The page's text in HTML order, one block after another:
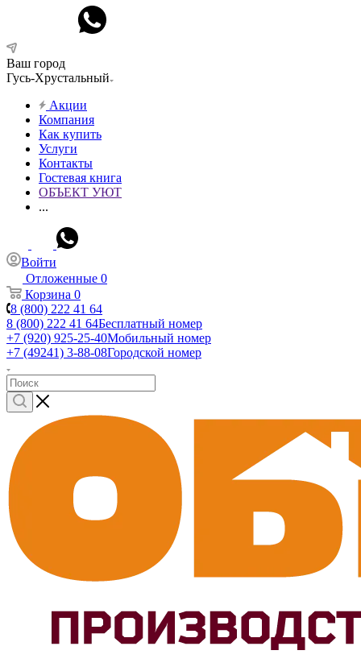
Ваш город
Гусь-Хрустальный
Акции
Компания
Как купить
Услуги
Контакты
Гостевая книга
ОБЪЕКТ УЮТ
...
Войти
Отложенные 0
Корзина 0
8 (800) 222 41 64
8 (800) 222 41 64Бесплатный номер
+7 (920) 925-25-40Мобильный номер
+7 (49241) 3-88-08Городской номер